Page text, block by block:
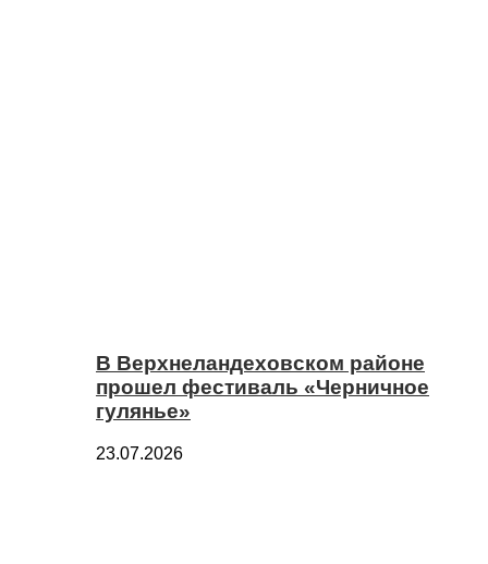
В Верхнеландеховском районе
прошел фестиваль «Черничное
гулянье»
23.07.2026